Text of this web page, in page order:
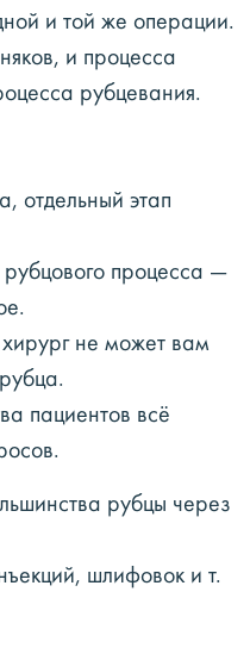
и той же операции.
и процесса
рубцевания.
отдельный этап
процесса —
не может вам
пациентов всё
рубцы через
шлифовок и т.